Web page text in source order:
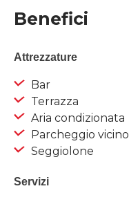
Benefici
Attrezzature
Bar
Terrazza
Aria condizionata
Parcheggio vicino
Seggiolone
Servizi